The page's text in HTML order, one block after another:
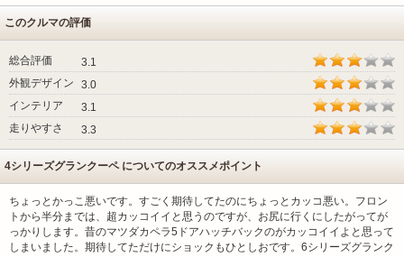
このクルマの評価
総合評価
3.1
外観デザイン
3.0
インテリア
3.1
走りやすさ
3.3
4シリーズグランクーペ についてのオススメポイント
ちょっとかっこ悪いです。すごく期待してたのにちょっとカッコ悪い。フロン
トから半分までは、超カッコイイと思うのですが、お尻に行くにしたがってが
っかりします。昔のマツダカペラ5ドアハッチバックのがカッコイイよと思って
しまいました。期待してただけにショックもひとしおです。6シリーズグランク